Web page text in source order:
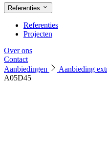
Referenties
Referenties
Projecten
Over ons
Contact
Aanbiedingen
Aanbieding
A05D45